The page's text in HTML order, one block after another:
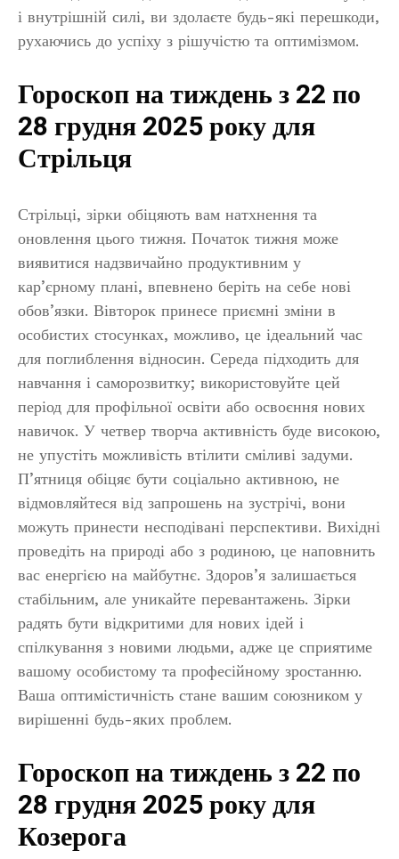
і внутрішній силі, ви здолаєте будь-які перешкоди,
рухаючись до успіху з рішучістю та оптимізмом.
Гороскоп на тиждень з 22 по
28 грудня 2025 року для
Стрільця
Стрільці, зірки обіцяють вам натхнення та
оновлення цього тижня. Початок тижня може
виявитися надзвичайно продуктивним у
кар’єрному плані, впевнено беріть на себе нові
обов’язки. Вівторок принесе приємні зміни в
особистих стосунках, можливо, це ідеальний час
для поглиблення відносин. Середа підходить для
навчання і саморозвитку; використовуйте цей
період для профільної освіти або освоєння нових
навичок. У четвер творча активність буде високою,
не упустіть можливість втілити сміливі задуми.
П’ятниця обіцяє бути соціально активною, не
відмовляйтеся від запрошень на зустрічі, вони
можуть принести несподівані перспективи. Вихідні
проведіть на природі або з родиною, це наповнить
вас енергією на майбутнє. Здоров’я залишається
стабільним, але уникайте перевантажень. Зірки
радять бути відкритими для нових ідей і
спілкування з новими людьми, адже це сприятиме
вашому особистому та професійному зростанню.
Ваша оптимістичність стане вашим союзником у
вирішенні будь-яких проблем.
Гороскоп на тиждень з 22 по
28 грудня 2025 року для
Козерога